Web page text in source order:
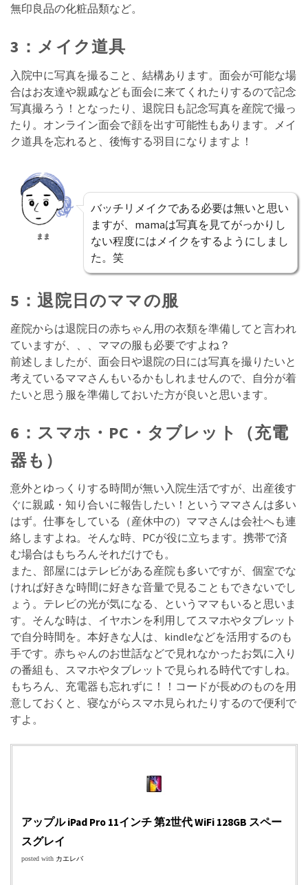
無印良品の化粧品類など。
3：メイク道具
入院中に写真を撮ること、結構あります。面会が可能な場
合はお友達や親戚なども面会に来てくれたりするので記念
写真撮ろう！となったり、退院日も記念写真を産院で撮っ
たり。オンライン面会で顔を出す可能性もあります。メイ
ク道具を忘れると、後悔する羽目になりますよ！
まま
バッチリメイクである必要は無いと思い
ますが、mamaは写真を見てがっかりし
ない程度にはメイクをするようにしまし
た。笑
5：退院日のママの服
産院からは退院日の赤ちゃん用の衣類を準備してと言われ
ていますが、、、ママの服も必要ですよね？
前述しましたが、面会日や退院の日には写真を撮りたいと
考えているママさんもいるかもしれませんので、自分が着
たいと思う服を準備しておいた方が良いと思います。
6：スマホ・PC・タブレット（充電
器も）
意外とゆっくりする時間が無い入院生活ですが、出産後す
ぐに親戚・知り合いに報告したい！というママさんは多い
はず。仕事をしている（産休中の）ママさんは会社へも連
絡しますよね。そんな時、PCが役に立ちます。携帯で済
む場合はもちろんそれだけでも。
また、部屋にはテレビがある産院も多いですが、個室でな
ければ好きな時間に好きな音量で見ることもできないでし
ょう。テレビの光が気になる、というママもいると思いま
す。そんな時は、イヤホンを利用してスマホやタブレット
で自分時間を。本好きな人は、kindleなどを活用するのも
手です。赤ちゃんのお世話などで見れなかったお気に入り
の番組も、スマホやタブレットで見られる時代ですしね。
もちろん、充電器も忘れずに！！コードが長めのものを用
意しておくと、寝ながらスマホ見られたりするので便利で
すよ。
アップル iPad Pro 11インチ 第2世代 WiFi 128GB スペー
スグレイ
posted with カエレバ